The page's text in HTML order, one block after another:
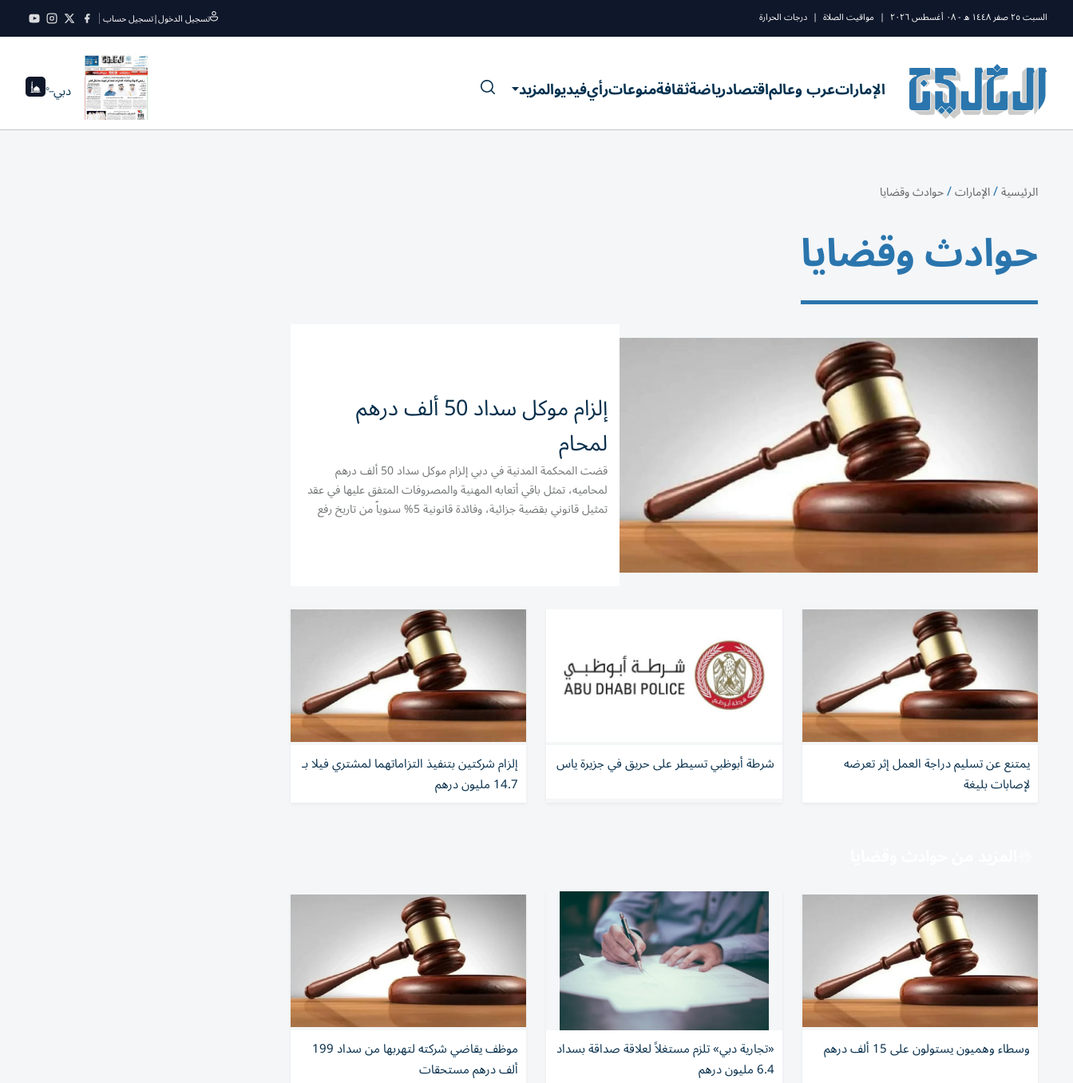
السبت ٢٥ صفر ١٤٤٨ ه - ٠٨ أغسطس ٢٠٢٦ | مواقيت الصلاة | درجات الحرارة تسجيل الدخول|تسجيل حساب
الإماراتعرب وعالماقتصادرياضةثقافةمنوعاترأيفيديوالمزيد دبي--°
الرئيسية/الإمارات/حوادث وقضايا
حوادث وقضايا
إلزام موكل سداد 50 ألف درهم
لمحام
قضت المحكمة المدنية في دبي إلزام موكل سداد 50 ألف درهم
لمحاميه، تمثل باقي أتعابه المهنية والمصروفات المتفق عليها في عقد
تمثيل قانوني بقضية جزائية، وفائدة قانونية 5% سنوياً من تاريخ رفع
يمتنع عن تسليم دراجة العمل إثر تعرضه
لإصابات بليغة
شرطة أبوظبي تسيطر على حريق في جزيرة ياس
إلزام شركتين بتنفيذ التزاماتهما لمشتري فيلا بـ
14.7 مليون درهم
وسطاء وهميون يستولون على 15 ألف درهم
«تجارية دبي» تلزم مستغلاً لعلاقة صداقة بسداد
6.4 مليون درهم
موظف يقاضي شركته لتهربها من سداد 199
ألف درهم مستحقات